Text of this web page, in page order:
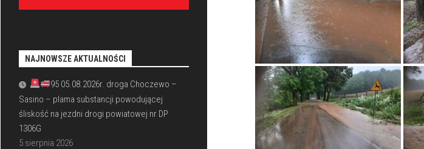
NAJNOWSZE AKTUALNOŚCI
95 05.08.2026r. droga Choczewo –
Sasino – plama substancji powodującej
śliskość na jezdni drogi powiatowej nr DP
1306G
5 sierpnia 2026